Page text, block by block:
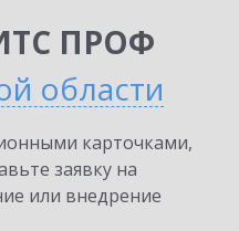
ПРОФ
области
карточками,
заявку на
или внедрение